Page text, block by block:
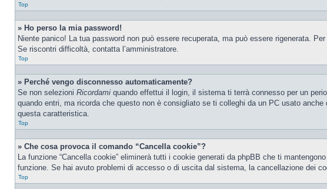
Top
» Ho perso la mia password!
Niente panico! La tua password non può essere recuperata, ma può essere rigenerata.
Se riscontri difficoltà, contatta l’amministratore.
Top
» Perché vengo disconnesso automaticamente?
Se non selezioni Ricordami quando effettui il login, il sistema ti terrà connesso per un
quando entri, ma ricorda che questo non è consigliato se ti colleghi da un PC usato
questa caratteristica.
Top
» Che cosa provoca il comando “Cancella cookie”?
La funzione “Cancella cookie” eliminerà tutti i cookie generati da phpBB che ti
funzione. Se hai avuto problemi di accesso o di uscita dal sistema, la cancellazione dei
Top